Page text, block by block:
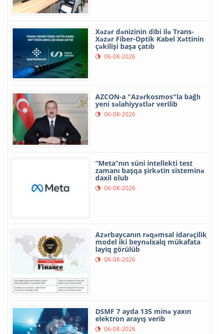
Xəzər dənizinin dibi ilə Trans-
Xəzər Fiber-Optik Kabel Xəttinin
çəkilişi başa çatıb
06-08-2026
AZCON-a "Azərkosmos"la bağlı
yeni səlahiyyətlər verilib
06-08-2026
“Meta”nın süni intellekti test
zamanı başqa şirkətin sisteminə
daxil olub
06-08-2026
Azərbaycanın rəqəmsal idarəçilik
model iki beynəlxalq mükafata
layiq görülüb
06-08-2026
DSMF 7 ayda 135 minə yaxın
elektron arayış verib
06-08-2026